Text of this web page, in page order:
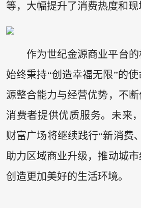
等，大幅提升了消费热度和现
作为世纪金源商业平台
始终秉持“创造幸福无限”的
源整合能力与经营优势，不
消费者提供优质服务。未来
财富广场将继续践行“新消费
助力区域商业升级，推动城
创造更加美好的生活环境。